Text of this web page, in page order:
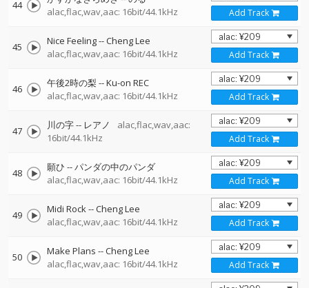
44
alac,flac,wav,aac: 16bit/44.1kHz
Add Track
45 Nice Feeling--Cheng Lee
alac,flac,wav,aac: 16bit/44.1kHz
Add Track
46 午後2時の梨--Ku-on REC
alac,flac,wav,aac: 16bit/44.1kHz
Add Track
47 川の字-- レアノ
alac,flac,wav,aac:
16bit/44.1kHz
Add Track
48 願ひ --パンダの中のパンダ
alac,flac,wav,aac: 16bit/44.1kHz
Add Track
49 Midi Rock--Cheng Lee
alac,flac,wav,aac: 16bit/44.1kHz
Add Track
50 Make Plans --Cheng Lee
alac,flac,wav,aac: 16bit/44.1kHz
Add Track